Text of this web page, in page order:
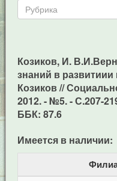
Козиков, И.
знаний в
Козиков //
2012. - №5. - С.207-
ББК: 87.6
Имеется в наличии: